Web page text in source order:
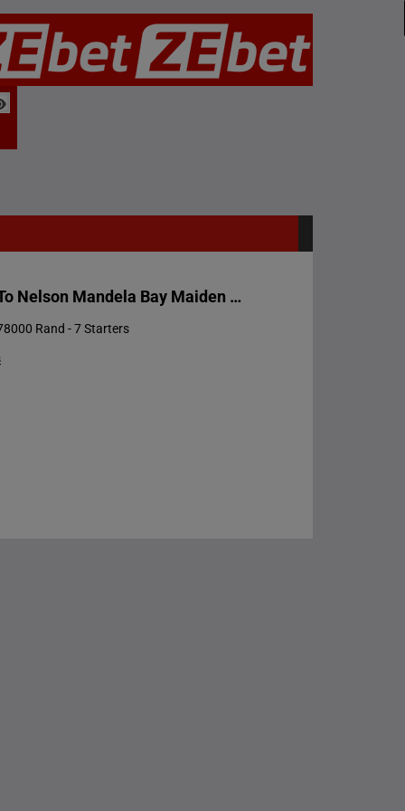
Welcome To Nelson Mandela Bay Maiden Juvenile Plate (fillies)
Rand - 7 Starters